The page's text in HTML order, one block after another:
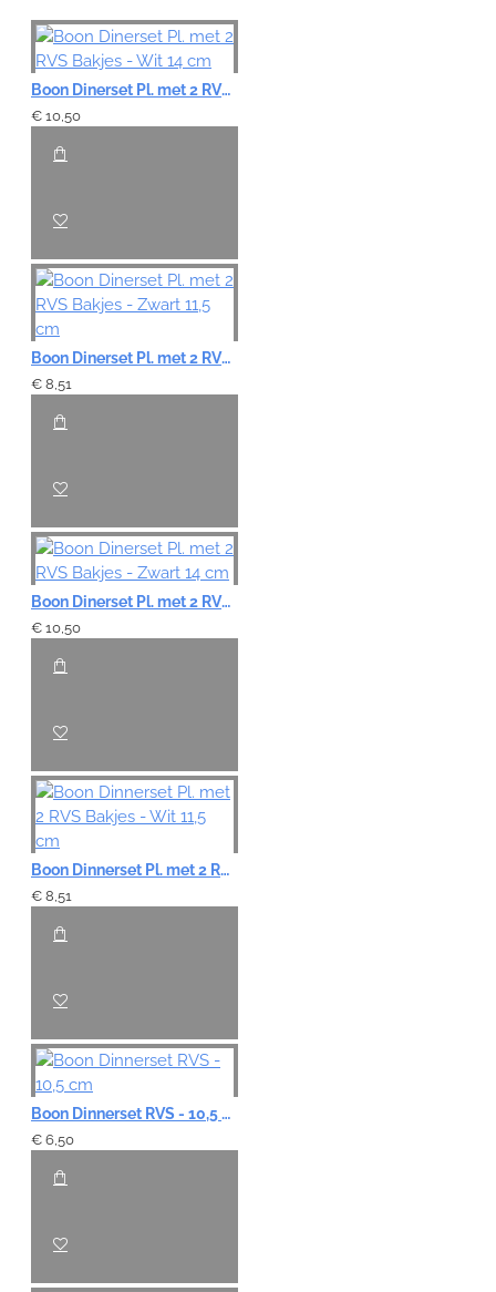
Boon Dinerset Pl. met 2 RVS Bakjes - Wit 14 cm
€ 10,50
Boon Dinerset Pl. met 2 RVS Bakjes - Zwart 11,5 cm
€ 8,51
Boon Dinerset Pl. met 2 RVS Bakjes - Zwart 14 cm
€ 10,50
Boon Dinnerset Pl. met 2 RVS Bakjes - Wit 11,5 cm
€ 8,51
Boon Dinnerset RVS - 10,5 cm
€ 6,50